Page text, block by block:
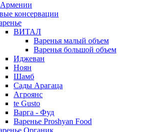
консервации
ВИТАЛ
Варенья малый объем
Варенья большой объем
Иджеван
Ноян
Шамб
Сады Арагаца
Агроянс
te Gusto
Варга - Фуд
Варенье Proshyan Food
Органик